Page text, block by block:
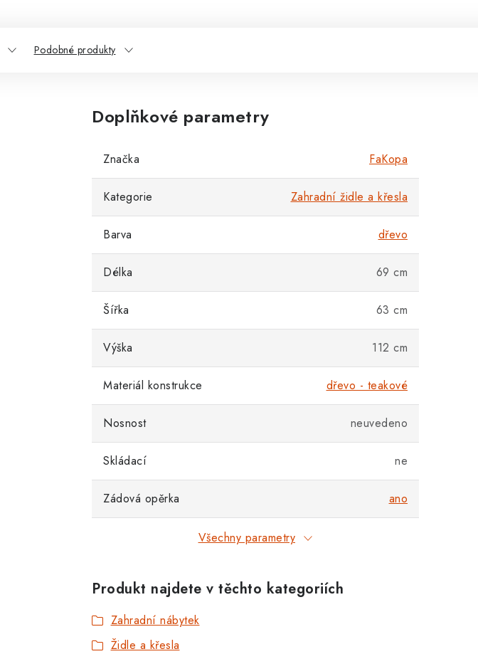
Podobné produkty
Doplňkové parametry
Značka FaKopa
Kategorie Zahradní židle a křesla
Barva dřevo
Délka 69 cm
Šířka 63 cm
Výška 112 cm
Materiál konstrukce dřevo - teakové
Nosnost neuvedeno
Skládací ne
Zádová opěrka ano
Všechny parametry
Produkt najdete v těchto kategoriích
Zahradní nábytek
Židle a křesla